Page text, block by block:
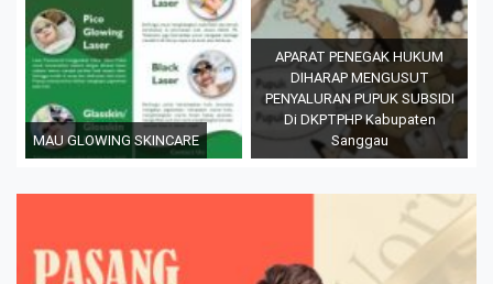
MAU GLOWING SKINCARE
APARAT PENEGAK HUKUM
DIHARAP MENGUSUT
PENYALURAN PUPUK SUBSIDI
Di DKPTPHP Kabupaten
Sanggau